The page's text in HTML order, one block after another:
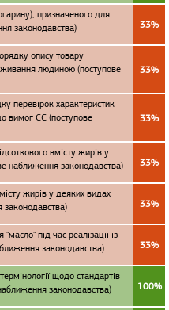
призначеного для
законодавства)
33%
опису товару
людиною (поступове
33%
перевірок характеристик
вимог ЄС (поступове
33%
вмісту жирів у
наближення законодавства)
33%
жирів у деяких видах
законодавства)
33%
під час реалізації із
законодавства)
33%
щодо стандартів
законодавства)
100%